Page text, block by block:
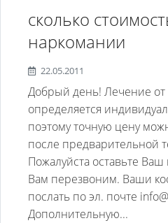
сколько
наркомании
22.05.2011
Добрый день! Лечение
определяется
поэтому точную цену
после предварительной
Пожалуйста оставьте
Вам перезвоним. Ваши
послать по эл. почте
Дополнительную...